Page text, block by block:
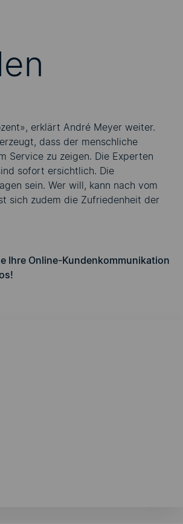
erklärt André Meyer weiter.
dass der menschliche
Service zu zeigen. Die Experten
sofort ersichtlich. Die
sein. Wer will, kann nach vom
sich zudem die Zufriedenheit der
Ihre Online-Kundenkommunikation
!